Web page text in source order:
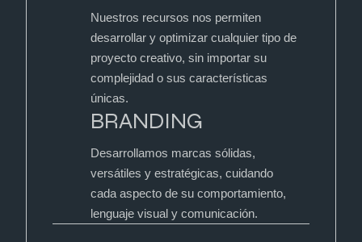
Nuestros recursos nos permiten
desarrollar y optimizar cualquier tipo de
proyecto creativo, sin importar su
complejidad o sus características
únicas.
BRANDING
Desarrollamos marcas sólidas,
versátiles y estratégicas, cuidando
cada aspecto de su comportamiento,
lenguaje visual y comunicación.